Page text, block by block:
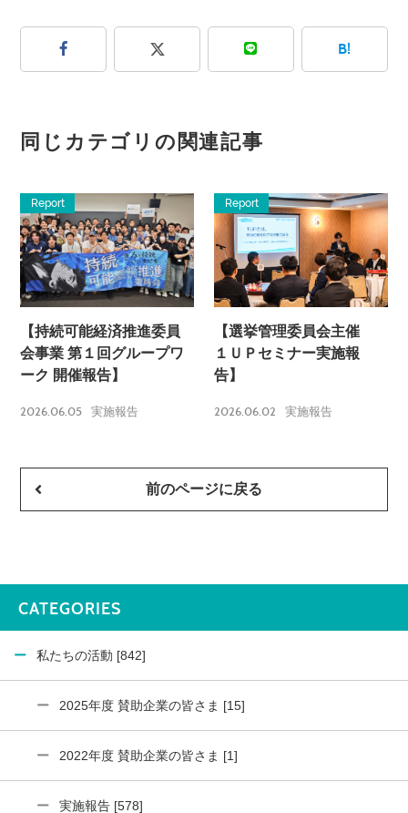
B!
同じカテゴリの関連記事
Report
【持続可能経済推進委員
会事業 第１回グループワ
ーク 開催報告】
2026.06.05 実施報告
Report
【選挙管理委員会主催
１ＵＰセミナー実施報
告】
2026.06.02 実施報告
前のページに戻る
CATEGORIES
私たちの活動 [842]
2025年度 賛助企業の皆さま [15]
2022年度 賛助企業の皆さま [1]
実施報告 [578]